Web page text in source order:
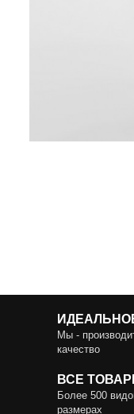
Мы -
качество
ВСЕ
Более 500
размерах